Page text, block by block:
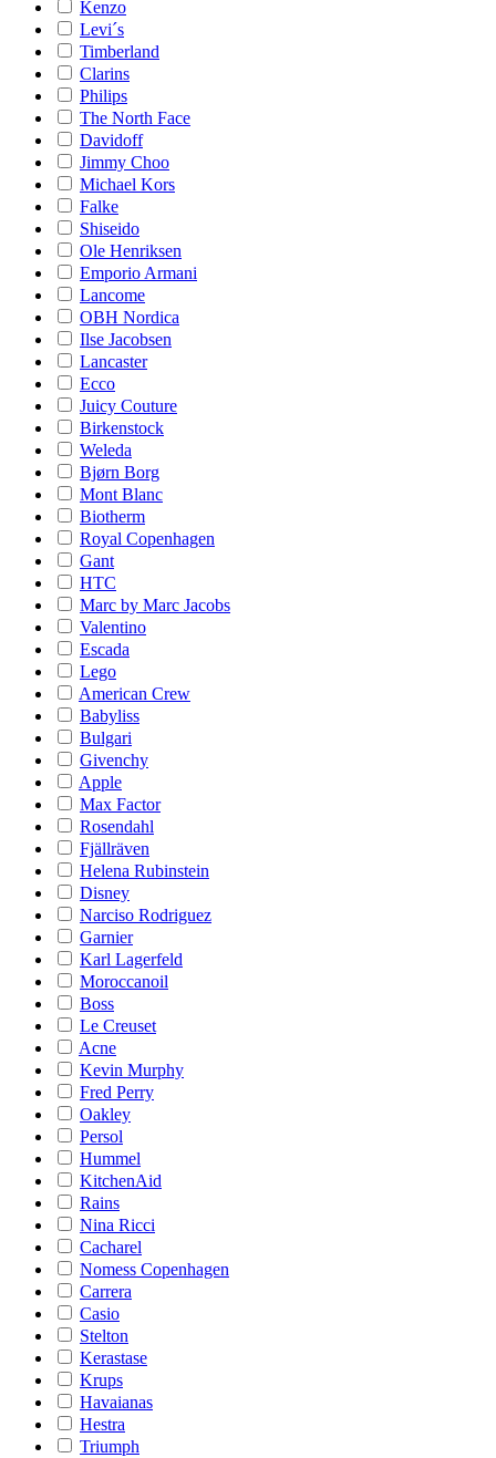
Kenzo
Levi´s
Timberland
Clarins
Philips
The North Face
Davidoff
Jimmy Choo
Michael Kors
Falke
Shiseido
Ole Henriksen
Emporio Armani
Lancome
OBH Nordica
Ilse Jacobsen
Lancaster
Ecco
Juicy Couture
Birkenstock
Weleda
Bjørn Borg
Mont Blanc
Biotherm
Royal Copenhagen
Gant
HTC
Marc by Marc Jacobs
Valentino
Escada
Lego
American Crew
Babyliss
Bulgari
Givenchy
Apple
Max Factor
Rosendahl
Fjällräven
Helena Rubinstein
Disney
Narciso Rodriguez
Garnier
Karl Lagerfeld
Moroccanoil
Boss
Le Creuset
Acne
Kevin Murphy
Fred Perry
Oakley
Persol
Hummel
KitchenAid
Rains
Nina Ricci
Cacharel
Nomess Copenhagen
Carrera
Casio
Stelton
Kerastase
Krups
Havaianas
Hestra
Triumph